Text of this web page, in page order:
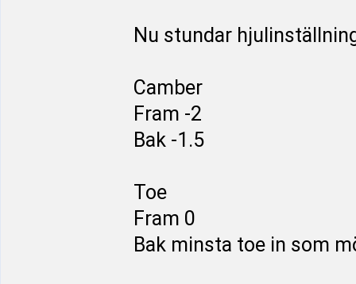
Nu stundar
Camber
Fram -2
Bak -1.5
Toe
Fram 0
Bak minsta toe in som